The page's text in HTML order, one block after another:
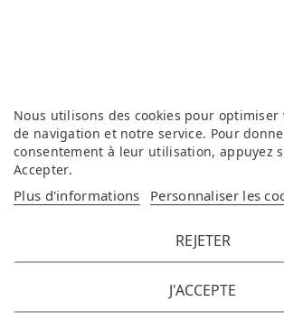
Nous utilisons des cookies pour optimiser
de navigation et notre service. Pour
consentement à leur utilisation, appuyez
Accepter.
Plus d'informations Personnaliser les
REJETER
J'ACCEPTE